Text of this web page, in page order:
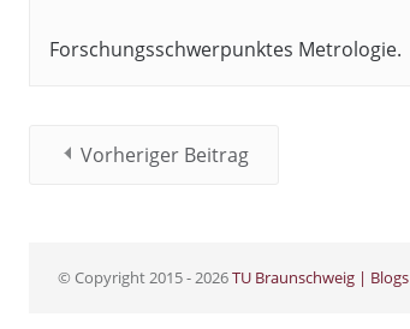
Forschungsschwerpunktes Metrologie.
Vorheriger Beitrag
© Copyright 2015 - 2026TU Braunschweig | Blogs